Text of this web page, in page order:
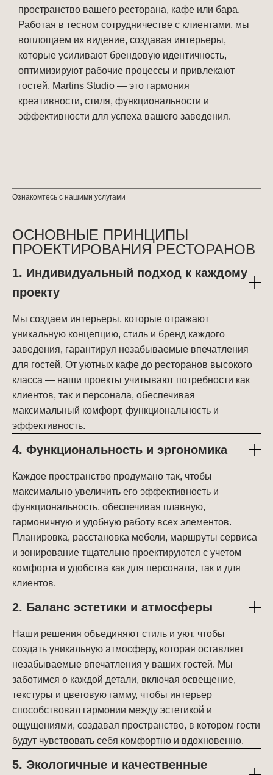
пространство вашего ресторана, кафе или бара.
Работая в тесном сотрудничестве с клиентами, мы
воплощаем их видение, создавая интерьеры,
которые усиливают брендовую идентичность,
оптимизируют рабочие процессы и привлекают
гостей. Martins Studio — это гармония
креативности, стиля, функциональности и
эффективности для успеха вашего заведения.
Ознакомтесь с нашими услугами
ОСНОВНЫЕ ПРИНЦИПЫ
ПРОЕКТИРОВАНИЯ РЕСТОРАНОВ
1. Индивидуальный подход к каждому
проекту
Мы создаем интерьеры, которые отражают
уникальную концепцию, стиль и бренд каждого
заведения, гарантируя незабываемые впечатления
для гостей. От уютных кафе до ресторанов высокого
класса — наши проекты учитывают потребности как
клиентов, так и персонала, обеспечивая
максимальный комфорт, функциональность и
эффективность.
4. Функциональность и эргономика
Каждое пространство продумано так, чтобы
максимально увеличить его эффективность и
функциональность, обеспечивая плавную,
гармоничную и удобную работу всех элементов.
Планировка, расстановка мебели, маршруты сервиса
и зонирование тщательно проектируются с учетом
комфорта и удобства как для персонала, так и для
клиентов.
2. Баланс эстетики и атмосферы
Наши решения объединяют стиль и уют, чтобы
создать уникальную атмосферу, которая оставляет
незабываемые впечатления у ваших гостей. Мы
заботимся о каждой детали, включая освещение,
текстуры и цветовую гамму, чтобы интерьер
способствовал гармонии между эстетикой и
ощущениями, создавая пространство, в котором гости
будут чувствовать себя комфортно и вдохновенно.
5. Экологичные и качественные